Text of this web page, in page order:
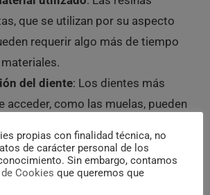
que se utilizan por su aspecto
requerir algo más de tiempo
del diente: Los dientes más
acceder, como las muelas, pueden
de tratamientos adicionales
mucho, puede ser
otros procedimientos,
propias con finalidad técnica, no
de carácter personal de los
Sin embargo, contamos
Cookies que queremos que